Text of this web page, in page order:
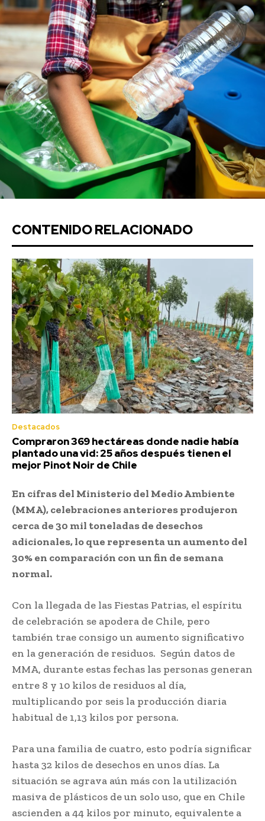
CONTENIDO RELACIONADO
Destacados
Compraron 369 hectáreas donde nadie había
plantado una vid: 25 años después tienen el
mejor Pinot Noir de Chile
En cifras del Ministerio del Medio Ambiente
(MMA), celebraciones anteriores produjeron
cerca de 30 mil toneladas de desechos
adicionales, lo que representa un aumento del
30% en comparación con un fin de semana
normal.
Con la llegada de las Fiestas Patrias, el espíritu
de celebración se apodera de Chile, pero
también trae consigo un aumento significativo
en la generación de residuos. Según datos de
MMA, durante estas fechas las personas generan
entre 8 y 10 kilos de residuos al día,
multiplicando por seis la producción diaria
habitual de 1,13 kilos por persona.
Para una familia de cuatro, esto podría significar
hasta 32 kilos de desechos en unos días. La
situación se agrava aún más con la utilización
masiva de plásticos de un solo uso, que en Chile
ascienden a 44 kilos por minuto, equivalente a